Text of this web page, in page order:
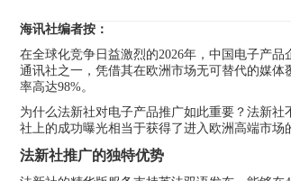
海讯社编者按：
在全球化竞争日益激烈的2026年，中国电子产
通讯社之一，凭借其在欧洲市场无可替代的媒
率高达98%。
为什么法新社对电子产品推广如此重要？法新
社上的成功曝光相当于获得了进入欧洲高端市场
法新社推广的独特优势